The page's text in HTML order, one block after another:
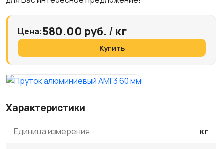
Цена:580.00 руб. / кг
Купить
Характеристики
Единица измерения кг